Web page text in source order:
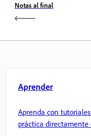
Notas al final
Aprender
Aprenda con
práctica directamente